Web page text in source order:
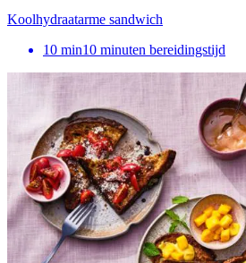
Koolhydraatarme sandwich
10 min10 minuten bereidingstijd